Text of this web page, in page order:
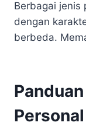
Berbagai jenis
dengan
berbeda.
Personal